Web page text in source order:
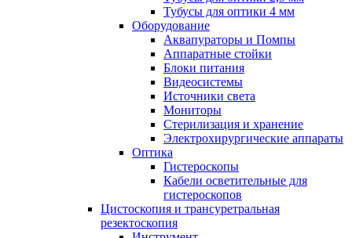
Тубусы для оптики 4 мм
Оборудование
Аквапураторы и Помпы
Аппаратные стойки
Блоки питания
Видеосистемы
Источники света
Мониторы
Стерилизация и хранение
Электрохирургические аппараты
Оптика
Гистероскопы
Кабели осветительные для
гистероскопов
Цистоскопия и трансуретральная
резектоскопия